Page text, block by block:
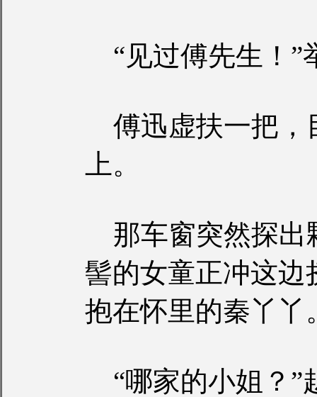
“见过傅先生！”
傅迅虚扶一把，
上。
那车窗突然探出
髻的女童正冲这
抱在怀里的秦丫丫
“哪家的小姐？”